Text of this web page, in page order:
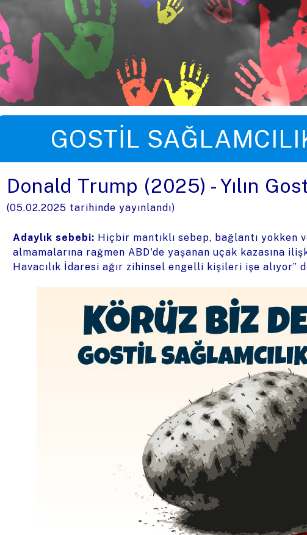
GOSTIL
Donald Trump (2025) - Yılın
(05.02.2025 tarihinde yayınlandı)
Adaylık sebebi: Hiçbir mantıklı sebep, bağlantı yokken
almamalarına rağmen ABD'de yaşanan uçak kazasına
Havacılık İdaresi ağır zihinsel engelli kişileri işe alıyor”
Menüye zıpla